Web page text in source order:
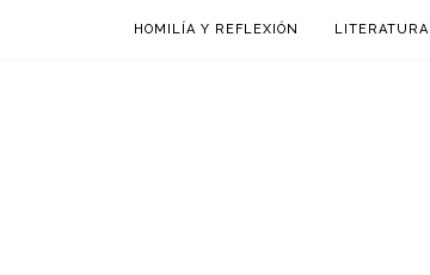
HOMILÍA Y REFLEXIÓN LITERATURA